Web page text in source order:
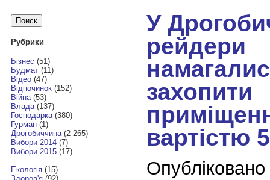
Найти:
Рубрики
Бізнес (51)
Будмат(11)
Відео(47)
Відпочинок(152)
Війна(53)
Влада(137)
Господарка(380)
Гурман(1)
Дрогобиччина(2 265)
Вибори 2014(7)
Вибори 2015(17)
Екологія(15)
У
рейдери
захопити
вартістю